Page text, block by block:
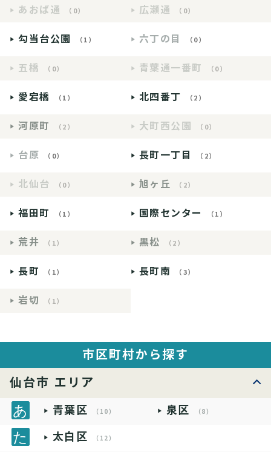
あおば通 （0） 広瀬通 （0）
勾当台公園 （1） 六丁の目 （0）
五橋 （0） 青葉通一番町 （0）
愛宕橋 （1） 北四番丁 （2）
河原町 （2） 大町西公園 （0）
台原 （0） 長町一丁目 （2）
北仙台 （0） 旭ヶ丘 （2）
福田町 （1） 国際センター （1）
荒井 （1） 黒松 （2）
長町 （1） 長町南 （3）
岩切 （1）
市区町村から探す
仙台市 エリア
青葉区 （10） 泉区 （8）
太白区 （12）